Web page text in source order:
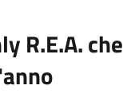
R.E.A. che